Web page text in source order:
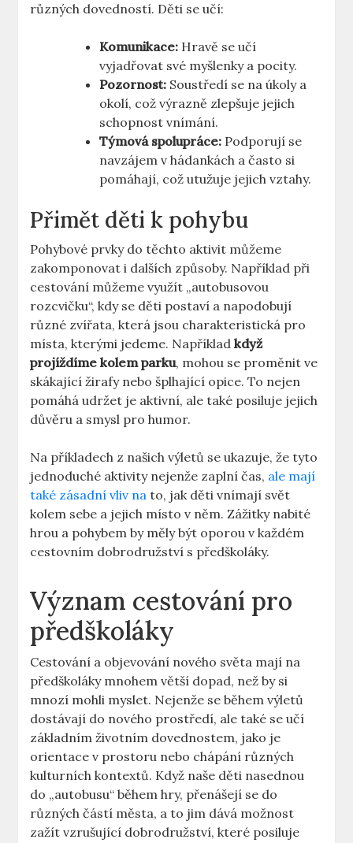
různých dovedností. Děti ​se učí:
Komunikace: Hravě se učí
vyjadřovat​ své myšlenky a‌ pocity.
Pozornost: ⁢Soustředí se na úkoly a
okolí, což výrazně⁤ zlepšuje jejich
schopnost‍ vnímání.
Týmová spolupráce: ‌Podporují se
navzájem v hádankách‌ a ​často si
pomáhají,⁤ což utužuje jejich ​vztahy.
Přimět děti k ​pohybu
Pohybové prvky ‍do⁤ těchto aktivit ​můžeme‍
zakomponovat i dalších způsoby. Například ​při
cestování můžeme využít „autobusovou
rozcvičku“,​ kdy se⁣ děti ‌postaví a napodobují
různé zvířata,‌ která jsou charakteristická pro
místa, kterými jedeme. Napříkladkdyž
projíždíme ‍kolem parku,‌ mohou se‌ proměnit ve
skákající ⁢žirafy ⁣nebo šplhající​ opice. To nejen
pomáhá udržet ​je aktivní, ale také posiluje‌ jejich
důvěru a smysl pro humor.
Na⁣ příkladech z⁢ našich‍ výletů se ukazuje, že tyto
jednoduché aktivity nejenže zaplní čas, ale mají
také zásadní vliv na ⁤to, jak děti⁤ vnímají svět
kolem ⁣sebe a jejich místo ​v něm.​ Zážitky‍ nabité
hrou a pohybem by⁢ měly ‍být‍ oporou v každém
cestovním dobrodružství s předškoláky.
Význam cestování pro
předškoláky
Cestování a objevování nového​ světa ​mají na
předškoláky ⁣mnohem větší dopad, než by si
mnozí⁢ mohli myslet. Nejenže se⁢ během ⁣výletů
⁢dostávají do nového prostředí, ale také ⁤se učí
‌základním životním dovednostem, jako je
⁣orientace v ‍prostoru nebo chápání⁢ různých‍
kulturních kontextů. Když naše děti nasednou
do „autobusu“ během hry, přenášejí se do
různých částí města, a to jim dává možnost
zažít vzrušující dobrodružství, které posiluje